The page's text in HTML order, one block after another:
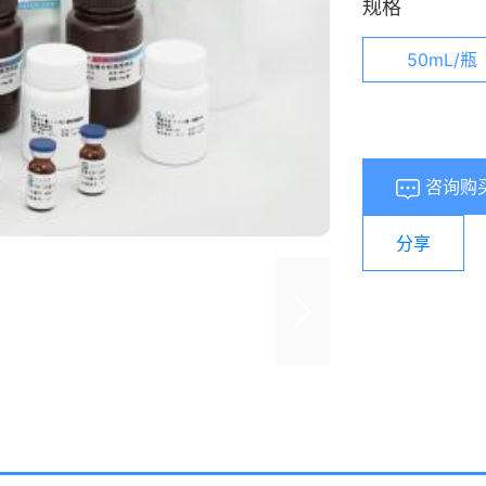
规格
50mL/瓶
咨询购
分享